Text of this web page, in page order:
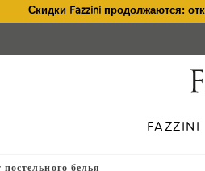
Скидки Fazzini продолжаются:
FAZZINI
белья